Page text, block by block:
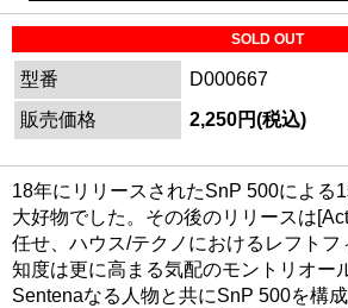
SOLD OUT
型番
D000667
販売価格
2,250円(税込)
18年にリリースされたSnP 500による
大好物でした。その後のリリースは
任せ、ハウス/テクノにおけるレフト
知度は更に高まる気配のモントリオー
Sentenaなる人物と共にSnP 500を構